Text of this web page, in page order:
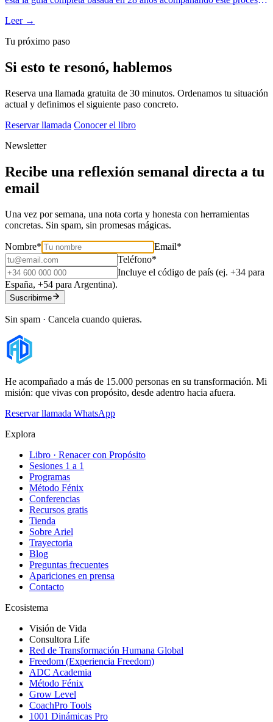
obstáculos reales y los pasos concretos. Sin clichés ni promesas
Leer →
Tu próximo paso
Si esto te resonó, hablemos
Reserva una llamada gratuita de 30 minutos. Ordenamos tu situación
actual y definimos el siguiente paso concreto.
Reservar llamada Conocer el libro
Newsletter
Recibe una reflexión semanal directa a tu
email
Una vez por semana, una nota corta y honesta con herramientas
concretas. Sin spam, sin promesas mágicas.
Nombre* Email*
Teléfono*
Incluye el código de país (ej. +34 para
España, +54 para Argentina).
Suscribirme
Sin spam · Cancela cuando quieras.
He acompañado a más de 15.000 personas en su transformación. Mi
misión: que vivas con propósito, desde adentro hacia afuera.
Reservar llamada WhatsApp
Explora
Libro · Renacer con Propósito
Sesiones 1 a 1
Programas
Método Fénix
Conferencias
Recursos gratis
Tienda
Sobre Ariel
Trayectoria
Blog
Preguntas frecuentes
Apariciones en prensa
Contacto
Ecosistema
Visión de Vida
Consultora Life
Red de Transformación Humana Global
Freedom (Experiencia Freedom)
ADC Academia
Método Fénix
Grow Level
CoachPro Tools
1001 Dinámicas Pro